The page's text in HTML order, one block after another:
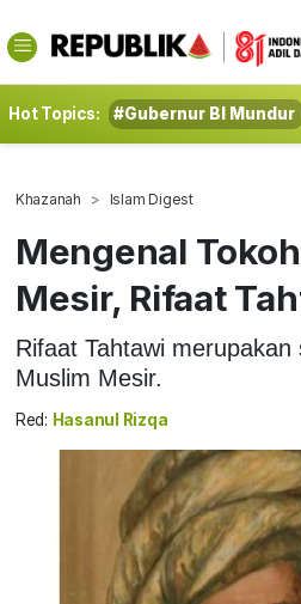
Hot Topics: #Gubernur BI Mundur
Khazanah Islam Digest
Mengenal
Mesir, Rifaat
Rifaat Tahtawi
Muslim Mesir.
Red: Hasanul Rizqa